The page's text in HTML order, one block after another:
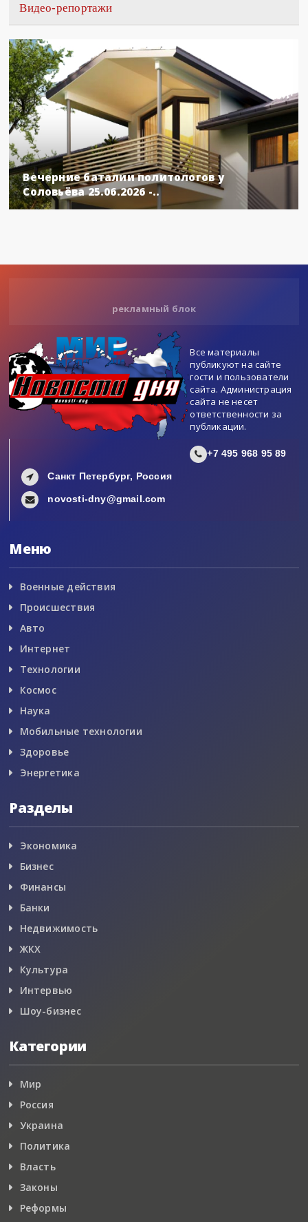
Видео-репортажи
Вечерние баталии политологов у
Соловьёва 25.06.2026 -..
рекламный блок
Все материалы
публикуют на сайте
гости и пользователи
сайта. Администрация
сайта не несет
ответственности за
публикации.
+7 495 968 95 89
Санкт Петербург, Россия
novosti-dny@gmail.com
Меню
Военные действия
Происшествия
Авто
Интернет
Технологии
Космос
Наука
Мобильные технологии
Здоровье
Энергетика
Разделы
Экономика
Бизнес
Финансы
Банки
Недвижимость
ЖКХ
Культура
Интервью
Шоу-бизнес
Категории
Мир
Россия
Украина
Политика
Власть
Законы
Реформы